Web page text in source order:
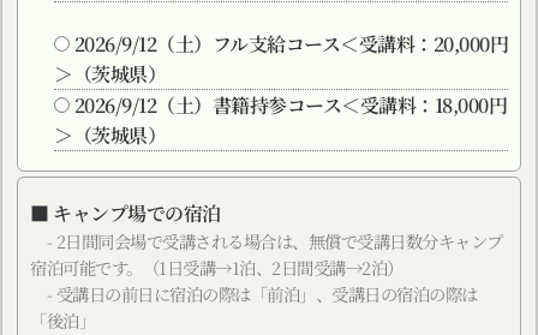
2026/9/12（土）フル支給コース＜受講料：20,000円
＞（茨城県）
2026/9/12（土）書籍持参コース＜受講料：18,000円
＞（茨城県）
■ キャンプ場での宿泊
- 2日間同会場で受講される場合は、無償で受講日数分キャンプ
宿泊可能です。（1日受講→1泊、2日間受講→2泊）
- 受講日の前日に宿泊の際は「前泊」、受講日の宿泊の際は
「後泊」